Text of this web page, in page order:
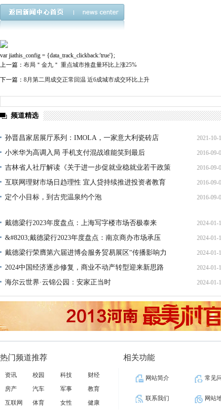
var jiathis_config = {data_track_clickback:'true'};
上一篇： 布局＂金九＂ 重点城市推盘量环比上涨25%
下一篇： 8月第二周成交正常回温 近6成城市成交环比上升
频道精选
孙晋昌家居展厅系列：IMOLA，一家意大利瓷砖店 2021-10-
小米华为高调入局 手机支付混战谁能笑到最后 2016-09-
吉林省人社厅解读《关于进一步促就业稳就业若干政策
措
2016-09-
互联网理财市场日趋理性 宜人贷持续推进投资者教育 2016-09-
定个小目标，到古兜温泉约个泡 2016-09-
戴德梁行2023年度盘点：上海写字楼市场否极泰来 2024-01-
&#8203;戴德梁行2023年度盘点：南京商办市场承压 2024-01-
戴德梁行荣膺第六届进博会服务贸易展区“传播影响力
十
2024-01-
2024中国经济逐步修复，商业不动产转型迎来新思路 2024-01-
海尔云世界·云锦公园：安家正当时 2024-01-
热门频道推荐
资讯 校园 科技
财经
房产
汽车 军事
教育
互联网
体育 女性 健康
相关功能
网站简介 常见
联系我们 网站